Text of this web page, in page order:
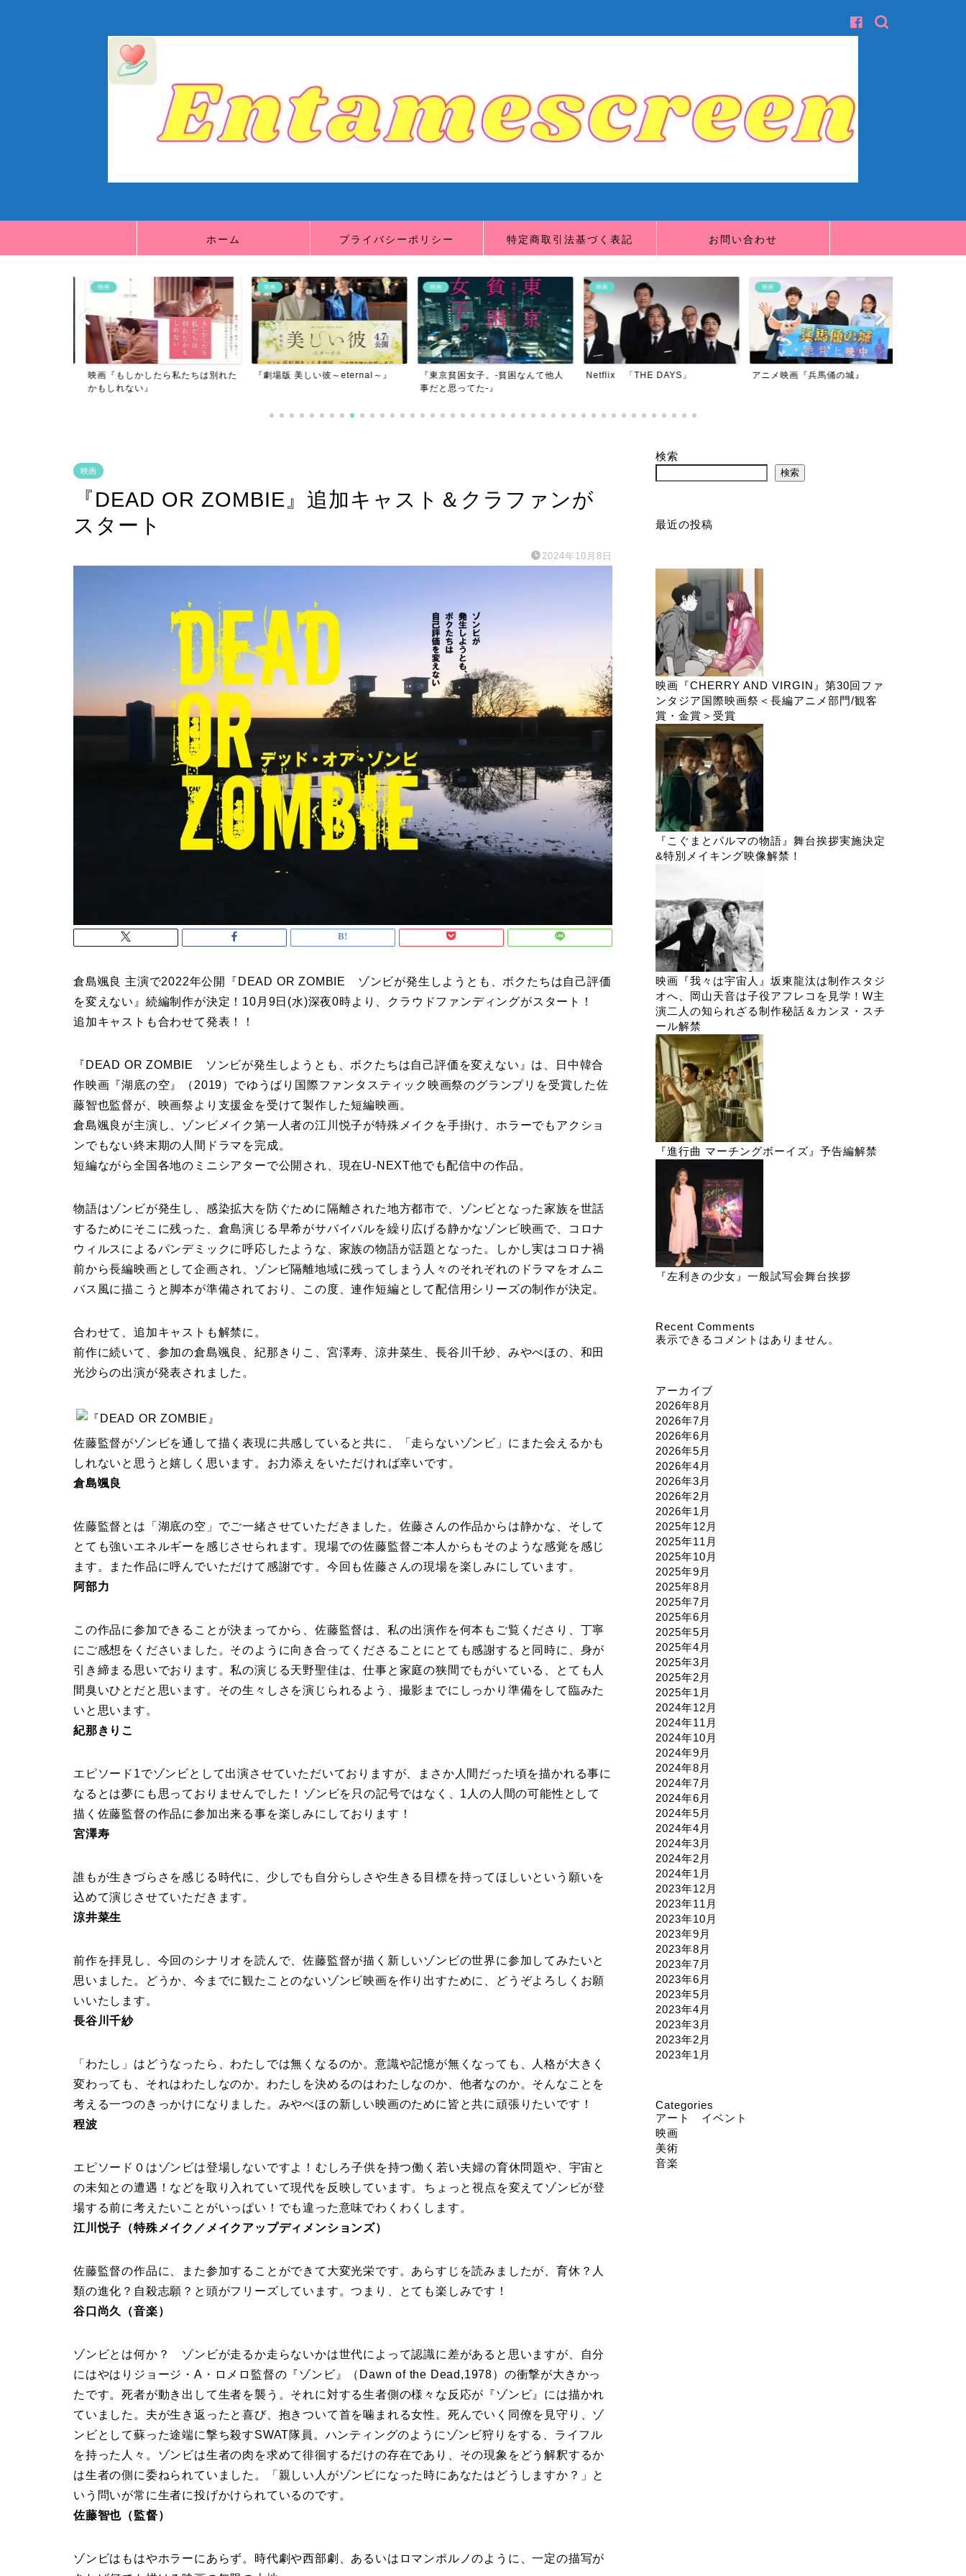
ホーム プライバシーポリシー 特定商取引法基づく表記 お問い合わせ
映画
映画『もしかしたら私たちは別れた
かもしれない』
映画
『劇場版 美しい彼～eternal～』
映画
『東京貧困女子。-貧困なんて他人
事だと思ってた-』
映画
Netflix 「THE DAYS」
映画
アニメ映画『兵馬俑の城』
映画
『DEAD OR ZOMBIE』追加キャスト＆クラファンが
スタート
2024年10月8日
倉島颯良 主演で2022年公開『DEAD OR ZOMBIE ゾンビが発生しようとも、ボクたちは自己評価
を変えない』続編制作が決定！10月9日(水)深夜0時より、クラウドファンディングがスタート！
追加キャストも合わせて発表！！
『DEAD OR ZOMBIE ソンビが発生しようとも、ボクたちは自己評価を変えない』は、日中韓合
作映画『湖底の空』（2019）でゆうばり国際ファンタスティック映画祭のグランプリを受賞した佐
藤智也監督が、映画祭より支援金を受けて製作した短編映画。
倉島颯良が主演し、ゾンビメイク第一人者の江川悦子が特殊メイクを手掛け、ホラーでもアクショ
ンでもない終末期の人間ドラマを完成。
短編ながら全国各地のミニシアターで公開され、現在U-NEXT他でも配信中の作品。
物語はゾンビが発生し、感染拡大を防ぐために隔離された地方都市で、ゾンビとなった家族を世話
するためにそこに残った、倉島演じる早希がサバイバルを繰り広げる静かなゾンビ映画で、コロナ
ウィルスによるパンデミックに呼応したような、家族の物語が話題となった。しかし実はコロナ禍
前から長編映画として企画され、ゾンビ隔離地域に残ってしまう人々のそれぞれのドラマをオムニ
バス風に描こうと脚本が準備されており、この度、連作短編として配信用シリーズの制作が決定。
合わせて、追加キャストも解禁に。
前作に続いて、参加の倉島颯良、紀那きりこ、宮澤寿、涼井菜生、長谷川千紗、みやべほの、和田
光沙らの出演が発表されました。
佐藤監督がゾンビを通して描く表現に共感していると共に、「走らないゾンビ」にまた会えるかも
しれないと思うと嬉しく思います。 お力添えをいただければ幸いです。
倉島颯良
佐藤監督とは「湖底の空」でご一緒させていただきました。佐藤さんの作品からは静かな、そして
とても強いエネルギーを感じさせられます。現場での佐藤監督ご本人からもそのような感覚を感じ
ます。また作品に呼んでいただけて感謝です。今回も佐藤さんの現場を楽しみにしています。
阿部力
この作品に参加できることが決まってから、佐藤監督は、私の出演作を何本もご覧くださり、丁寧
にご感想をくださいました。そのように向き合ってくださることにとても感謝すると同時に、身が
引き締まる思いでおります。私の演じる天野聖佳は、仕事と家庭の狭間でもがいている、とても人
間臭いひとだと思います。その生々しさを演じられるよう、撮影までにしっかり準備をして臨みた
いと思います。
紀那きりこ
エピソード1でゾンビとして出演させていただいておりますが、まさか人間だった頃を描かれる事に
なるとは夢にも思っておりませんでした！ ゾンビを只の記号ではなく、1人の人間の可能性として
描く佐藤監督の作品に参加出来る事を楽しみにしております！
宮澤寿
誰もが生きづらさを感じる時代に、少しでも自分らしさや生きる目標を持ってほしいという願いを
込めて演じさせていただきます。
涼井菜生
前作を拝見し、今回のシナリオを読んで、佐藤監督が描く新しいゾンビの世界に参加してみたいと
思いました。どうか、今までに観たことのないゾンビ映画を作り出すために、どうぞよろしくお願
いいたします。
長谷川千紗
「わたし」はどうなったら、わたしでは無くなるのか。意識や記憶が無くなっても、人格が大きく
変わっても、それはわたしなのか。わたしを決めるのはわたしなのか、他者なのか。そんなことを
考える一つのきっかけになりました。みやべほの新しい映画のために皆と共に頑張りたいです！
程波
エピソード０はゾンビは登場しないですよ！ むしろ子供を持つ働く若い夫婦の育休問題や、宇宙と
の未知との遭遇！などを取り入れていて現代を反映しています。 ちょっと視点を変えてゾンビが登
場する前に考えたいことがいっぱい！でも違った意味でわくわくします。
江川悦子（特殊メイク／メイクアップディメンションズ）
佐藤監督の作品に、また参加することができて大変光栄です。あらすじを読みましたが、育休？人
類の進化？自殺志願？と頭がフリーズしています。つまり、とても楽しみです！
谷口尚久（音楽）
ゾンビとは何か？ ゾンビが走るか走らないかは世代によって認識に差があると思いますが、自分
にはやはりジョージ・A・ロメロ監督の『ゾンビ』（Dawn of the Dead,1978）の衝撃が大きかっ
たです。死者が動き出して生者を襲う。それに対する生者側の様々な反応が『ゾンビ』には描かれ
ていました。夫が生き返ったと喜び、抱きついて首を噛まれる女性。死んでいく同僚を見守り、ゾ
ンビとして蘇った途端に撃ち殺すSWAT隊員。ハンティングのようにゾンビ狩りをする、ライフル
を持った人々。ゾンビは生者の肉を求めて徘徊するだけの存在であり、その現象をどう解釈するか
は生者の側に委ねられていました。「親しい人がゾンビになった時にあなたはどうしますか？」と
いう問いが常に生者に投げかけられているのです。
佐藤智也（監督）
ゾンビはもはやホラーにあらず。時代劇や西部劇、あるいはロマンポルノのように、一定の描写が
検索
検索
最近の投稿
映画『CHERRY AND VIRGIN』第30回ファ
ンタジア国際映画祭＜長編アニメ部門/観客
賞・金賞＞受賞
『こぐまとパルマの物語』舞台挨拶実施決定
&特別メイキング映像解禁！
映画『我々は宇宙人』坂東龍汰は制作スタジ
オへ、岡山天音は子役アフレコを見学！W主
演二人の知られざる制作秘話＆カンヌ・スチ
ール解禁
『進行曲 マーチングボーイズ』予告編解禁
『左利きの少女』一般試写会舞台挨拶
Recent Comments
表示できるコメントはありません。
アーカイブ
2026年8月
2026年7月
2026年6月
2026年5月
2026年4月
2026年3月
2026年2月
2026年1月
2025年12月
2025年11月
2025年10月
2025年9月
2025年8月
2025年7月
2025年6月
2025年5月
2025年4月
2025年3月
2025年2月
2025年1月
2024年12月
2024年11月
2024年10月
2024年9月
2024年8月
2024年7月
2024年6月
2024年5月
2024年4月
2024年3月
2024年2月
2024年1月
2023年12月
2023年11月
2023年10月
2023年9月
2023年8月
2023年7月
2023年6月
2023年5月
2023年4月
2023年3月
2023年2月
2023年1月
Categories
アート イベント
映画
美術
音楽